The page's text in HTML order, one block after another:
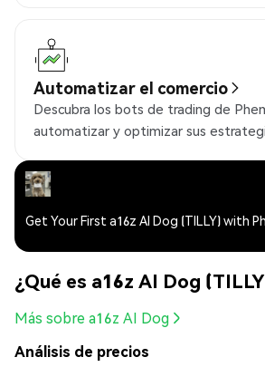
Automatizar el comercio
Descubra los bots de trading de
automatizar y optimizar sus
Get Your First a16z AI Dog (TILLY) with
¿Qué es a16z AI Dog
Más sobre a16z AI Dog
Análisis de precios